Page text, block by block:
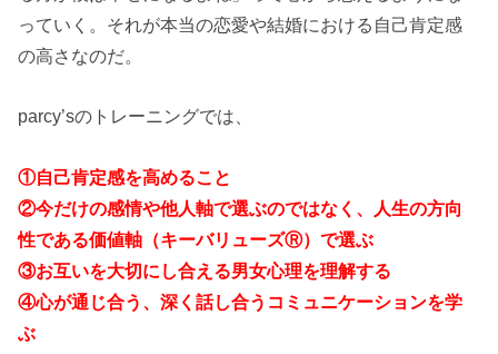
っていく。それが本当の恋愛や結婚における自己肯定感
の高さなのだ。
parcy’sのトレーニングでは、
①自己肯定感を高めること
②今だけの感情や他人軸で選ぶのではなく、人生の方向
性である価値軸（キーバリューズⓇ）で選ぶ
③お互いを大切にし合える男女心理を理解する
④心が通じ合う、深く話し合うコミュニケーションを学
ぶ